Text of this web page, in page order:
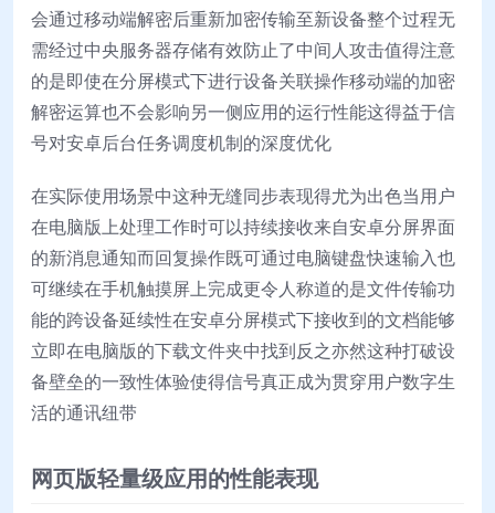
会通过移动端解密后重新加密传输至新设备整个过程无
需经过中央服务器存储有效防止了中间人攻击值得注意
的是即使在分屏模式下进行设备关联操作移动端的加密
解密运算也不会影响另一侧应用的运行性能这得益于信
号对安卓后台任务调度机制的深度优化
在实际使用场景中这种无缝同步表现得尤为出色当用户
在电脑版上处理工作时可以持续接收来自安卓分屏界面
的新消息通知而回复操作既可通过电脑键盘快速输入也
可继续在手机触摸屏上完成更令人称道的是文件传输功
能的跨设备延续性在安卓分屏模式下接收到的文档能够
立即在电脑版的下载文件夹中找到反之亦然这种打破设
备壁垒的一致性体验使得信号真正成为贯穿用户数字生
活的通讯纽带
网页版轻量级应用的性能表现